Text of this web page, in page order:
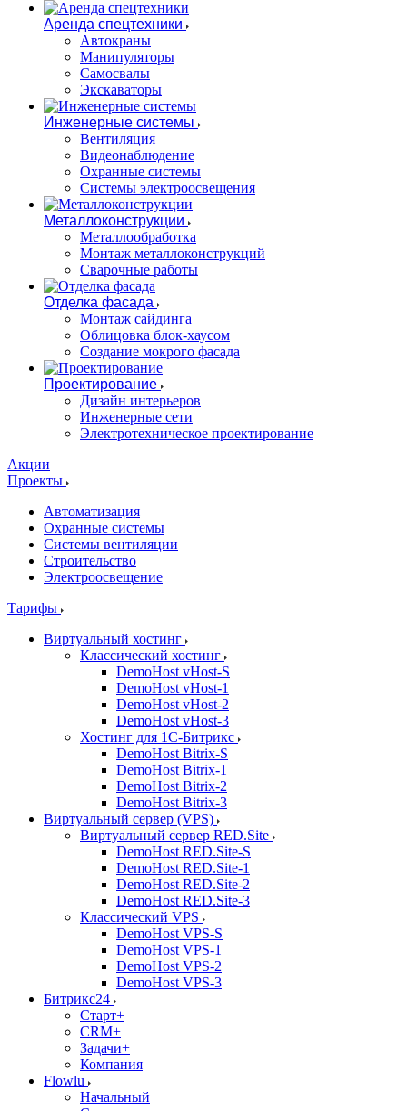
Аренда спецтехники
Автокраны
Манипуляторы
Самосвалы
Экскаваторы
Инженерные системы
Вентиляция
Видеонаблюдение
Охранные системы
Системы электроосвещения
Металлоконструкции
Металлообработка
Монтаж металлоконструкций
Сварочные работы
Отделка фасада
Монтаж сайдинга
Облицовка блок-хаусом
Создание мокрого фасада
Проектирование
Дизайн интерьеров
Инженерные сети
Электротехническое проектирование
Акции
Проекты
Автоматизация
Охранные системы
Системы вентиляции
Строительство
Электроосвещение
Тарифы
Виртуальный хостинг
Классический хостинг
DemoHost vHost-S
DemoHost vHost-1
DemoHost vHost-2
DemoHost vHost-3
Хостинг для 1С-Битрикс
DemoHost Bitrix-S
DemoHost Bitrix-1
DemoHost Bitrix-2
DemoHost Bitrix-3
Виртуальный сервер (VPS)
Виртуальный сервер RED.Site
DemoHost RED.Site-S
DemoHost RED.Site-1
DemoHost RED.Site-2
DemoHost RED.Site-3
Классический VPS
DemoHost VPS-S
DemoHost VPS-1
DemoHost VPS-2
DemoHost VPS-3
Битрикс24
Старт+
CRM+
Задачи+
Компания
Flowlu
Начальный